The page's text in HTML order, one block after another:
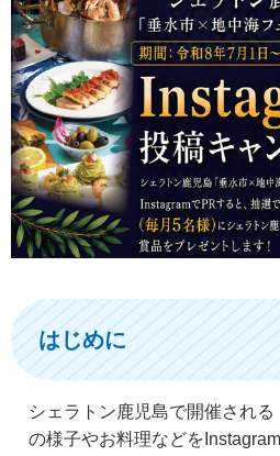
はじめに
シェラトン鹿児島で開催される
の様子やお料理などを